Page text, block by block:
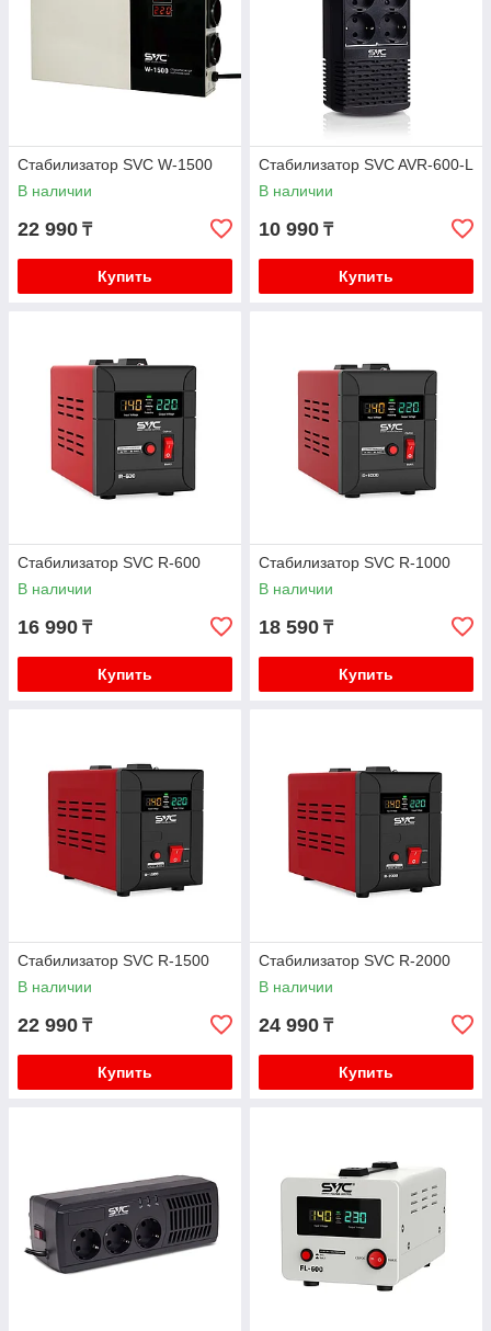
Стабилизатор SVC W-1500
В наличии
22 990 ₸
Купить
Стабилизатор SVC AVR-600-L
В наличии
10 990 ₸
Купить
Стабилизатор SVC R-600
В наличии
16 990 ₸
Купить
Стабилизатор SVC R-1000
В наличии
18 590 ₸
Купить
Стабилизатор SVC R-1500
В наличии
22 990 ₸
Купить
Стабилизатор SVC R-2000
В наличии
24 990 ₸
Купить